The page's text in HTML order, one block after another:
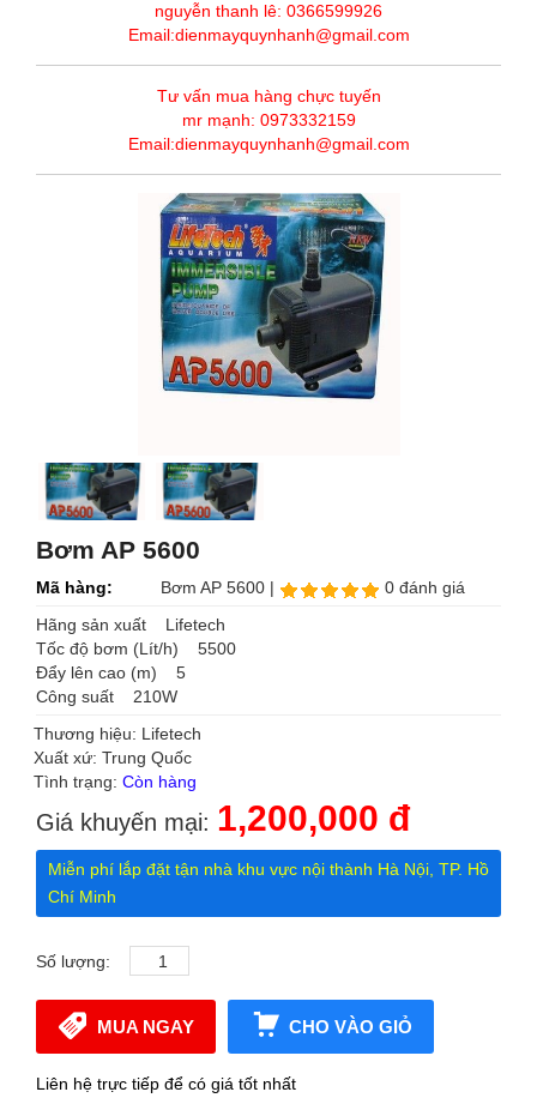
nguyễn thanh lê: 0366599926
Email:dienmayquynhanh@gmail.com
Tư vấn mua hàng chực tuyến
mr mạnh: 0973332159
Email:dienmayquynhanh@gmail.com
Bơm AP 5600
Mã hàng: Bơm AP 5600 |
0 đánh giá
Hãng sản xuất Lifetech
Tốc độ bơm (Lít/h) 5500
Đẩy lên cao (m) 5
Công suất 210W
Thương hiệu: Lifetech
Xuất xứ: Trung Quốc
Tình trạng: Còn hàng
Giá khuyến mại: 1,200,000 đ
Miễn phí lắp đặt tận nhà khu vực nội thành Hà Nội, TP. Hồ
Chí Minh
Số lượng:
MUA NGAY CHO VÀO GIỎ
Liên hệ trực tiếp để có giá tốt nhất